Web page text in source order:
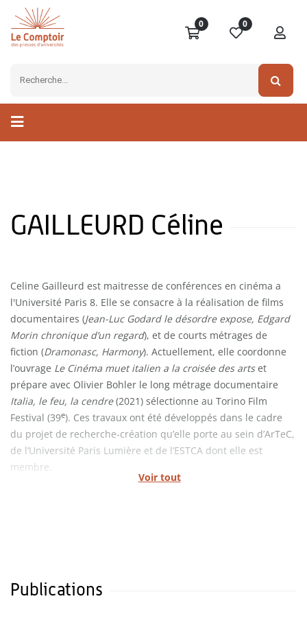
0 0
GAILLEURD Céline
Voir tout
Celine Gailleurd est maitresse de conférences en cinéma a
l'Université Paris 8. Elle se consacre à la réalisation de films
documentaires (Jean-Luc Godard le désordre expose, Edgard
Morin chronique d’un regard), et de courts métrages de
fiction (Dramonasc, Harmony). Actuellement, elle coordonne
l’ouvrage Le Cinéma muet italien a la croisée des artset
prépare avec Olivier Bohler le long métrage documentaire
Italia, le feu, la cendre(2021) sélectionne au Torino Film
Festival (39e). Ces travaux ont été développés dans le cadre
du projet de recherche-création qu’elle porte au sein d’ArTeC,
de l’Université Paris Lumière et de l’ESTCA dont elle est
membre.
Publications